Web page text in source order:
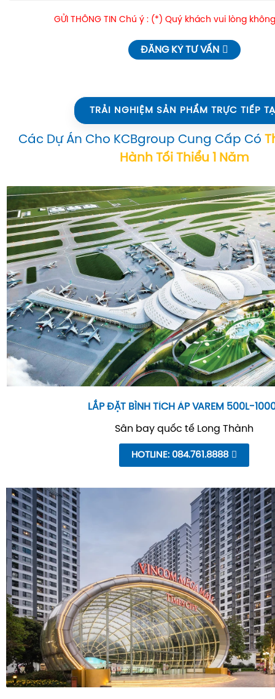
GỬI THÔNG TIN Chú ý : (*) Quý khách vui lòng
ĐĂNG KÝ TƯ VẤN
TRẢI NGHIỆM SẢN PHẨM TRỰC TIẾP
Các Dự Án Cho KCBgroup Cung Cấp Có
Hành Tối Thiểu 1 Năm
LẮP ĐẶT BÌNH TÍCH ÁP VAREM 500L-
Sân bay quốc tế Long Thành
HOTLINE: 084.761.8888